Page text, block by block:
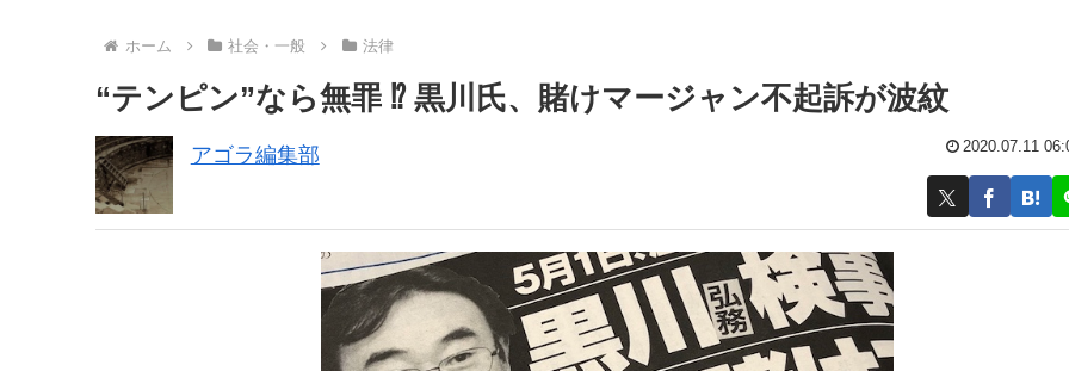
ホーム 社会・一般 法律
“テンピン”なら無罪 ⁉︎ 黒川氏、賭けマージャン不起訴が波紋
アゴラ編集部 2020.07.11